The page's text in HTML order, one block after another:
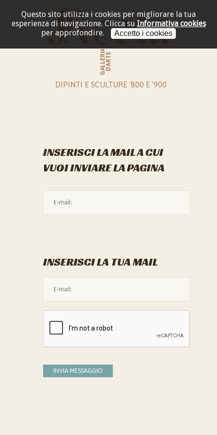
Questo sito utilizza i cookies per migliorare la tua
esperienza di navigazione. Clicca su Informativa cookies
per approfondire.
Accetto i cookies
GALLERIAD'ARTE
DIPINTI E SCULTURE '800 E '900
INSERISCI LA MAIL A CUI
VUOI INVIARE LA PAGINA
INSERISCI LA TUA MAIL
INVIA MESSAGGIO